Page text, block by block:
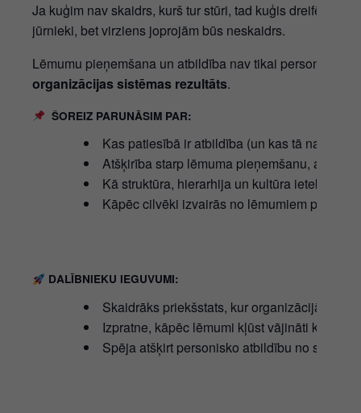
Ja kuģim nav skaidrs, kurš tur stūri, tad kuģis dreifēs.
jūrnieki, bet virziens joprojām būs neskaidrs.
Lēmumu pieņemšana un atbildība nav tikai personiskas
organizācijas sistēmas rezultāts.
ŠOREIZ PARUNĀSIM PAR:
Kas patiesībā ir atbildība (un kas tā nav).
Atšķirība starp lēmuma pieņemšanu,
Kā struktūra, hierarhija un kultūra ietekmē
Kāpēc cilvēki izvairās no lēmumiem pat tad,
DALĪBNIEKU IEGUVUMI:
Skaidrāks priekšstats, kur organizācijā
Izpratne, kāpēc lēmumi kļūst vājināti
Spēja atšķirt personisko atbildību no